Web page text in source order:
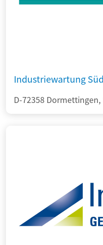
Industriewartung
D-72358